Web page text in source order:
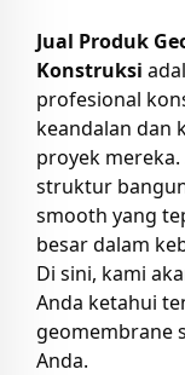
Jual Produk
Konstruksi
profesional
keandalan dan
proyek
struktur
smooth yang
besar dalam
Di sini, kami
Anda ketahui
geomembrane
Anda.